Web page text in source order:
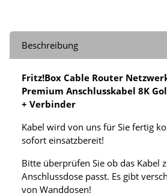
Beschreibung
Fritz!Box Cable Router
Premium Anschlusskabel 8K
+ Verbinder
Kabel wird von uns für Sie fertig
sofort einsatzbereit!
Bitte überprüfen Sie ob das Kabel
Anschlussdose passt. Es gibt
von Wanddosen!